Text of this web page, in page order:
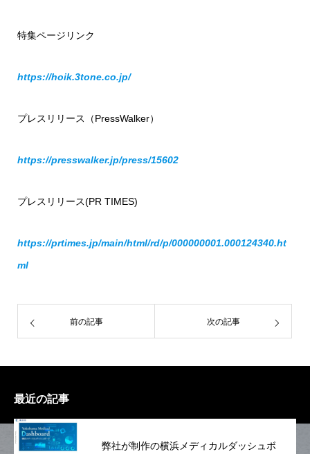
特集ページリンク
https://hoik.3tone.co.jp/
プレスリリース（PressWalker）
https://presswalker.jp/press/15602
プレスリリース(PR TIMES)
https://prtimes.jp/main/html/rd/p/000000001.000124340.ht
ml
前の記事 次の記事
最近の記事
弊社が制作の横浜メディカルダッシュボ